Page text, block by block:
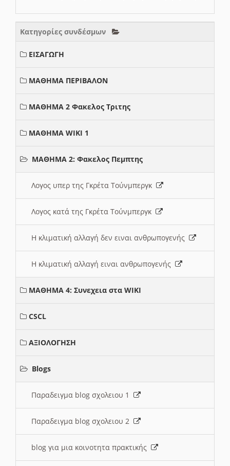
Κατηγορίες συνδέσμων
ΕΙΣΑΓΩΓΗ
ΜΑΘΗΜΑ ΠΕΡΙΒΑΛΟΝ
ΜΑΘΗΜΑ 2 Φακελος Τριτης
ΜΑΘΗΜΑ WIKI 1
ΜΑΘΗΜΑ 2: Φακελος Πεμπτης
Λογος υπερ της Γκρέτα Τούνμπεργκ
Λογος κατά της Γκρέτα Τούνμπεργκ
Η κλιματική αλλαγή δεν ειναι ανθρωπογενής
Η κλιματική αλλαγή ειναι ανθρωπογενής
ΜΑΘΗΜΑ 4: Συνεχεια στα WIKI
CSCL
ΑΞΙΟΛΟΓΗΣΗ
Blogs
Παραδειγμα blog σχολειου 1
Παραδειγμα blog σχολειου 2
blog για μια κοινοτητα πρακτικής